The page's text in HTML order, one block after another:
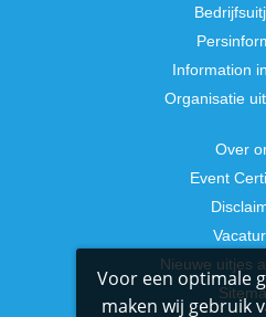
Information
Organisatie
Over
Event
Nieuwe uitjes
Voor een optimale
maken wij gebruik